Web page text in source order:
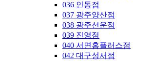
036 인동점
037 광주양산점
038 광주선운점
039 진영점
040 서면홈플러스점
042 대구성서점